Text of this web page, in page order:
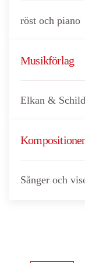
röst och piano
Musikförlag
Elkan &
Sånger och